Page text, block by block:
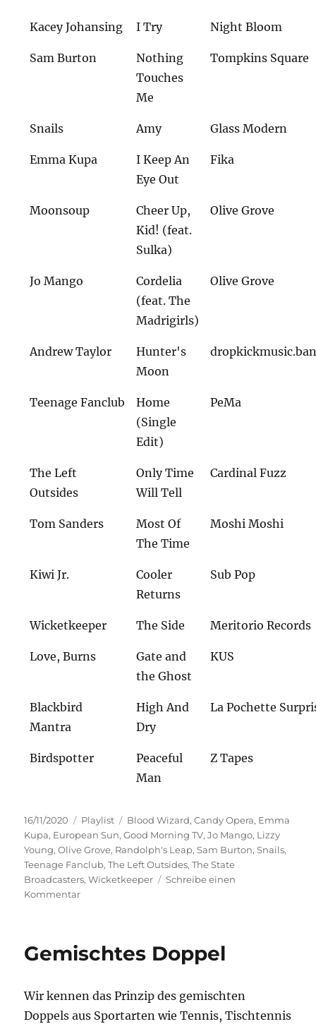
Kacey Johansing I Try Night Bloom
Sam Burton
Nothing
Touches
Me
Tompkins Square
Snails Amy Glass Modern
Emma Kupa
I Keep An
Eye Out
Fika
Moonsoup
Cheer Up,
Kid! (feat.
Sulka)
Olive Grove
Jo Mango
Cordelia
(feat. The
Madrigirls)
Olive Grove
Andrew Taylor
Hunter's
Moon
Teenage Fanclub
Home
(Single
Edit)
PeMa
The Left
Outsides
Only Time
Will Tell
Cardinal Fuzz
Tom Sanders
Most Of
The Time
Moshi Moshi
Kiwi Jr.
Cooler
Returns
Sub Pop
Wicketkeeper The Side Meritorio Records
Love, Burns
Gate and
the Ghost
KUS
Blackbird
Mantra
High And
Dry
La Pochette
Birdspotter
Peaceful
Man
Z Tapes
Veröffentlicht
am
16/11/2020 Kategorien
Playlist Schlagwörter
Blood Wizard,Candy Opera, Emma
Kupa, European Sun,Good Morning TV,Jo Mango, Lizzy
Young,Olive Grove, Randolph's Leap,Sam Burton,Snails,
Teenage Fanclub,The Left Outsides,The State
Broadcasters,Wicketkeeper
Schreibe einen
Kommentarzu
Grove
Gemischtes Doppel
Wir kennen das Prinzip des gemischten
Doppels aus Sportarten wie Tennis, Tischtennis